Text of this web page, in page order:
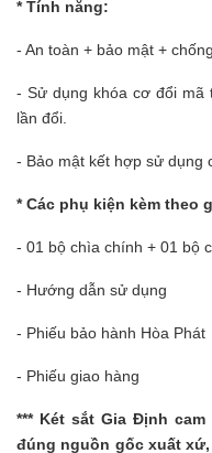
* Tính năng:
- An toàn + bảo mật +
- Sử dụng khóa cơ đổi mã
lần đổi.
- Bảo mật kết hợp sử dụng
* Các phụ kiện kèm theo
- 01 bộ chìa chính + 01 bộ
- Hướng dẫn sử dụng
- Phiếu bảo hành Hòa Phát
- Phiếu giao hàng
*** Két sắt Gia Định cam
đúng nguồn gốc xuất